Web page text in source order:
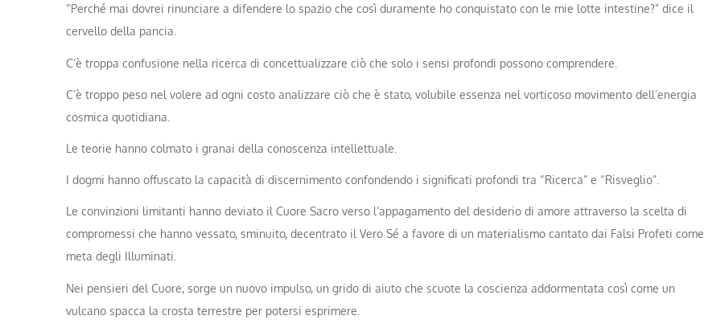
“Perché mai dovrei rinunciare a difendere lo spazio che così duramente ho conquistato con le mie lotte intestine?” dice il
cervello della pancia.
C’è troppa confusione nella ricerca di concettualizzare ciò che solo i sensi profondi possono comprendere.
C’è troppo peso nel volere ad ogni costo analizzare ciò che è stato, volubile essenza nel vorticoso movimento dell’energia
cosmica quotidiana.
Le teorie hanno colmato i granai della conoscenza intellettuale.
I dogmi hanno offuscato la capacità di discernimento confondendo i significati profondi tra “Ricerca” e “Risveglio”.
Le convinzioni limitanti hanno deviato il Cuore Sacro verso l’appagamento del desiderio di amore attraverso la scelta di
compromessi che hanno vessato, sminuito, decentrato il Vero Sé a favore di un materialismo cantato dai Falsi Profeti come
meta degli Illuminati.
Nei pensieri del Cuore, sorge un nuovo impulso, un grido di aiuto che scuote la coscienza addormentata così come un
vulcano spacca la crosta terrestre per potersi esprimere.